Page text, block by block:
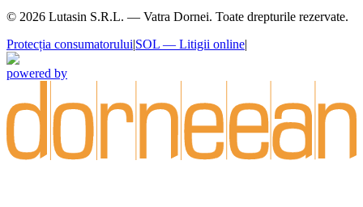
© 2026 Lutasin S.R.L. — Vatra Dornei. Toate drepturile rezervate.
Protecția consumatorului|SOL — Litigii online|
powered by